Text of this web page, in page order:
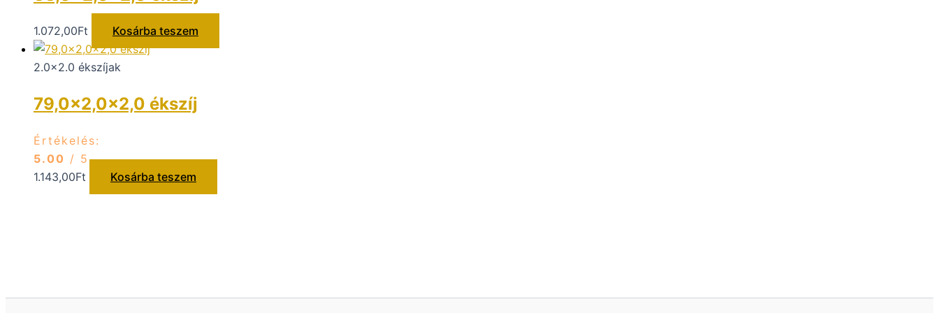
1.072,00Ft Kosárba teszem
2.0x2.0 ékszíjak
79,0×2,0×2,0 ékszíj
Értékelés:
5.00 / 5
1.143,00Ft Kosárba teszem